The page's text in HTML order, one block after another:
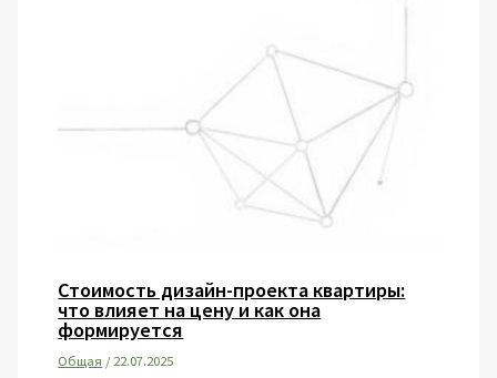
Стоимость дизайн-проекта квартиры:
что влияет на цену и как она
формируется
Общая /22.07.2025